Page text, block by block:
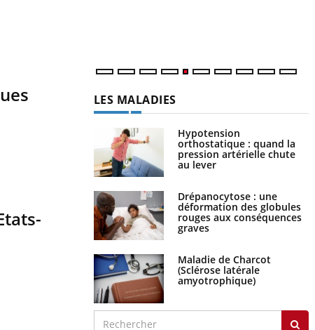
LES MALADIES
Hypotension
orthostatique : quand la
pression artérielle chute
au lever
Drépanocytose : une
déformation des globules
rouges aux conséquences
graves
Maladie de Charcot
(Sclérose latérale
amyotrophique)